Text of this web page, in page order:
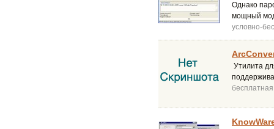
Однако
мощный
условно-
Утилита
бесплатная